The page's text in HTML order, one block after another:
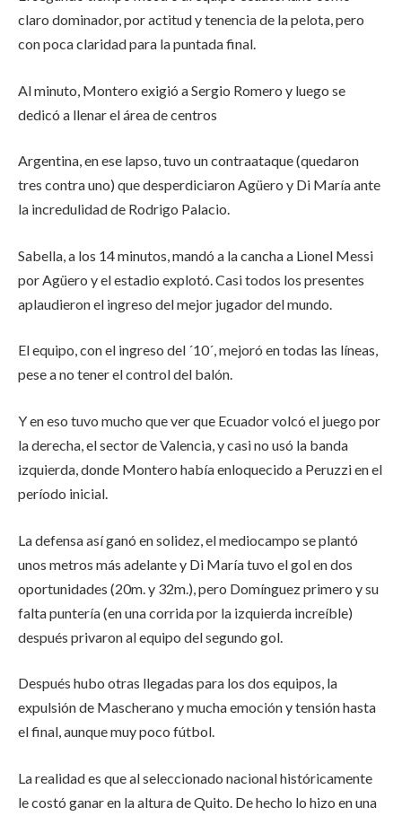
claro dominador, por actitud y tenencia de la pelota, pero
con poca claridad para la puntada final.
Al minuto, Montero exigió a Sergio Romero y luego se
dedicó a llenar el área de centros
Argentina, en ese lapso, tuvo un contraataque (quedaron
tres contra uno) que desperdiciaron Agüero y Di María ante
la incredulidad de Rodrigo Palacio.
Sabella, a los 14 minutos, mandó a la cancha a Lionel Messi
por Agüero y el estadio explotó. Casi todos los presentes
aplaudieron el ingreso del mejor jugador del mundo.
El equipo, con el ingreso del ´10´, mejoró en todas las líneas,
pese a no tener el control del balón.
Y en eso tuvo mucho que ver que Ecuador volcó el juego por
la derecha, el sector de Valencia, y casi no usó la banda
izquierda, donde Montero había enloquecido a Peruzzi en el
período inicial.
La defensa así ganó en solidez, el mediocampo se plantó
unos metros más adelante y Di María tuvo el gol en dos
oportunidades (20m. y 32m.), pero Domínguez primero y su
falta puntería (en una corrida por la izquierda increíble)
después privaron al equipo del segundo gol.
Después hubo otras llegadas para los dos equipos, la
expulsión de Mascherano y mucha emoción y tensión hasta
el final, aunque muy poco fútbol.
La realidad es que al seleccionado nacional históricamente
le costó ganar en la altura de Quito. De hecho lo hizo en una